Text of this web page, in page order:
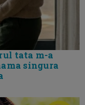
tata m-a
singura